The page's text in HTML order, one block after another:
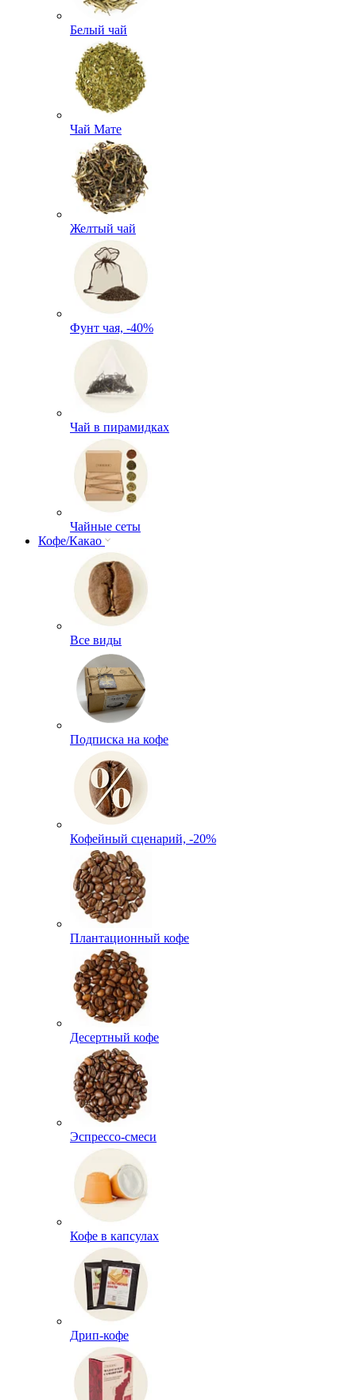
Белый чай
Чай Мате
Желтый чай
Фунт чая, -40%
Чай в пирамидках
Чайные сеты
Кофе/Какао
Все виды
Подписка на кофе
Кофейный сценарий, -20%
Плантационный кофе
Десертный кофе
Эспрессо-смеси
Кофе в капсулах
Дрип-кофе